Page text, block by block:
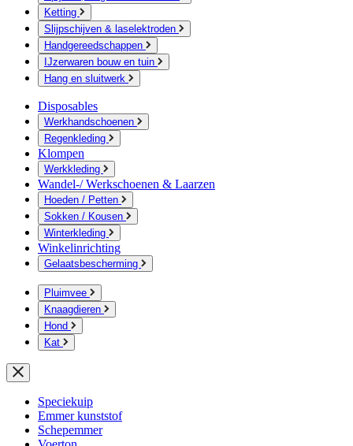
Ketting
Slijpschijven & laselektroden
Handgereedschappen
IJzerwaren bouw en tuin
Hang en sluitwerk
Disposables
Werkhandschoenen
Regenkleding
Klompen
Werkkleding
Wandel-/ Werkschoenen & Laarzen
Hoeden / Petten
Sokken / Kousen
Winterkleding
Winkelinrichting
Gelaatsbescherming
Pluimvee
Knaagdieren
Hond
Kat
Speciekuip
Emmer kunststof
Schepemmer